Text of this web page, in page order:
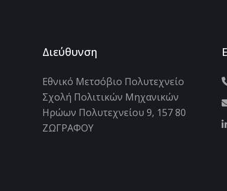
Διεύθυνση
Εθνικό Μετσόβιο Πολυτεχνείο
Σχολή Πολιτικών Μηχανικών
Ηρώων Πολυτεχνείου 9, 157 80
ΖΩΓΡΑΦΟΥ